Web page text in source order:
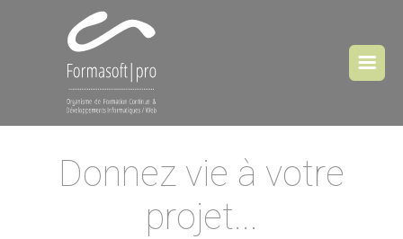
Donnez vie à votre
projet...
Cookies management panel